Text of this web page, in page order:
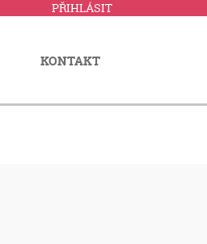
PŘIHLÁSIT
KONTAKT